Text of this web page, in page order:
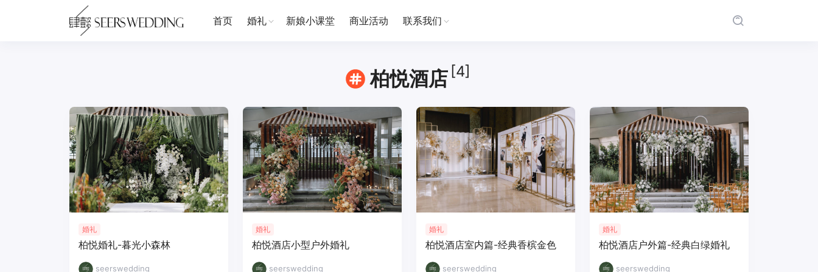
首页 婚礼 新娘小课堂 商业活动 联系我们
柏悦酒店 [4]
婚礼
柏悦婚礼-暮光小森林
seerswedding
婚礼
柏悦酒店小型户外婚礼
seerswedding
婚礼
柏悦酒店室内篇-经典香槟金色
seerswedding
婚礼
柏悦酒店户外篇-经典白绿婚礼
seerswedding